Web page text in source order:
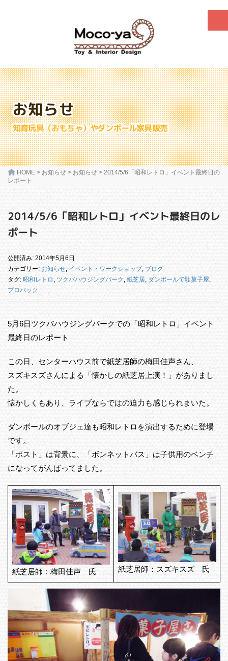
お知らせ
知育玩具（おもちゃ）やダンボール家具販売
HOME > お知らせ > お知らせ > 2014/5/6「昭和レトロ」イベント最終日の
レポート
2014/5/6「昭和レトロ」イベント最終日のレ
ポート
公開済み: 2014年5月6日
カテゴリー: お知らせ, イベント・ワークショップ, ブログ
タグ: 昭和レトロ , ツクバハウジングパーク , 紙芝居, ダンボールで駄菓子屋,
プロパック
5月6日ツクバハウジングパークでの「昭和レトロ」イベント
最終日のレポート
この日、センターハウス前で紙芝居師の梅田佳声さん、
スズキスズさんによる「懐かしの紙芝居上演！」がありまし
た。
懐かしくもあり、ライブならではの迫力も感じられまいた。
ダンボールのオブジェ達も昭和レトロを演出するために登場
です。
「ポスト」は背景に、「ボンネットバス」は子供用のベンチ
になってがんばってました。
紙芝居師：梅田佳声 氏 紙芝居師：スズキスズ 氏